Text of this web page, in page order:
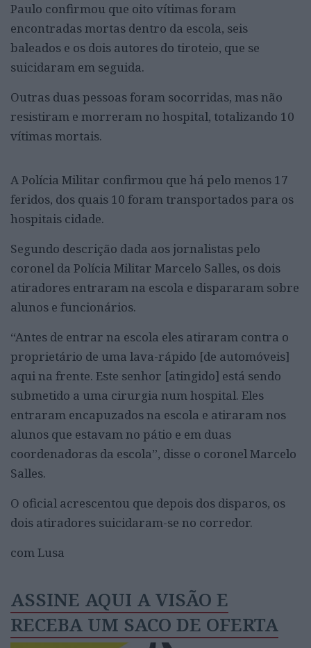
Paulo confirmou que oito vítimas foram
encontradas mortas dentro da escola, seis
baleados e os dois autores do tiroteio, que se
suicidaram em seguida.
Outras duas pessoas foram socorridas, mas não
resistiram e morreram no hospital, totalizando 10
vítimas mortais.
A Polícia Militar confirmou que há pelo menos 17
feridos, dos quais 10 foram transportados para os
hospitais cidade.
Segundo descrição dada aos jornalistas pelo
coronel da Polícia Militar Marcelo Salles, os dois
atiradores entraram na escola e dispararam sobre
alunos e funcionários.
“Antes de entrar na escola eles atiraram contra o
proprietário de uma lava-rápido [de automóveis]
aqui na frente. Este senhor [atingido] está sendo
submetido a uma cirurgia num hospital. Eles
entraram encapuzados na escola e atiraram nos
alunos que estavam no pátio e em duas
coordenadoras da escola”, disse o coronel Marcelo
Salles.
O oficial acrescentou que depois dos disparos, os
dois atiradores suicidaram-se no corredor.
com Lusa
ASSINE AQUI A VISÃO E
RECEBA UM SACO DE OFERTA